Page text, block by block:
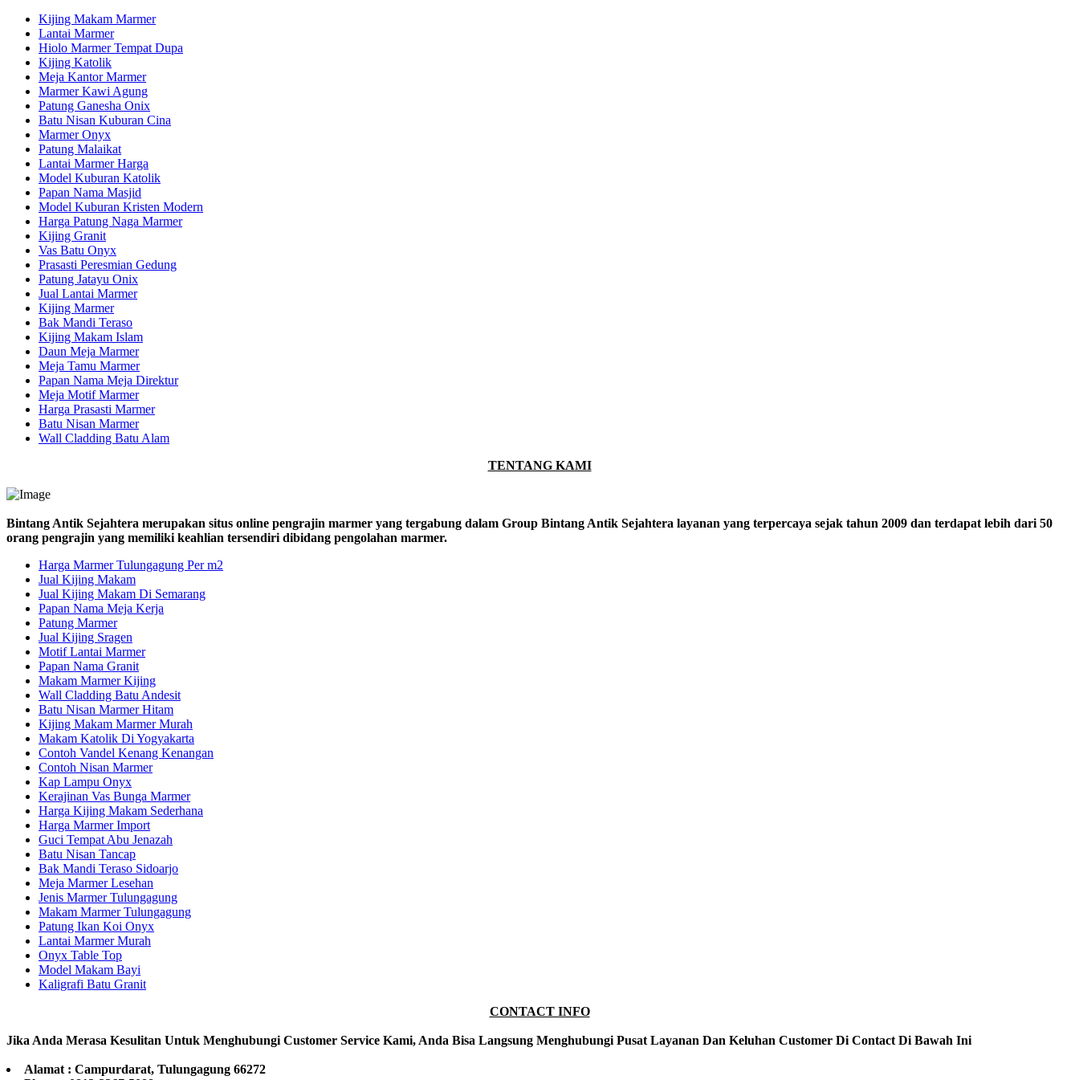
Kijing Makam Marmer
Lantai Marmer
Hiolo Marmer Tempat Dupa
Kijing Katolik
Meja Kantor Marmer
Marmer Kawi Agung
Patung Ganesha Onix
Batu Nisan Kuburan Cina
Marmer Onyx
Patung Malaikat
Lantai Marmer Harga
Model Kuburan Katolik
Papan Nama Masjid
Model Kuburan Kristen Modern
Harga Patung Naga Marmer
Kijing Granit
Vas Batu Onyx
Prasasti Peresmian Gedung
Patung Jatayu Onix
Jual Lantai Marmer
Kijing Marmer
Bak Mandi Teraso
Kijing Makam Islam
Daun Meja Marmer
Meja Tamu Marmer
Papan Nama Meja Direktur
Meja Motif Marmer
Harga Prasasti Marmer
Batu Nisan Marmer
Wall Cladding Batu Alam
TENTANG KAMI
Bintang Antik Sejahtera merupakan situs online pengrajin marmer yang tergabung dalam Group Bintang Antik Sejahtera layanan yang terpercaya sejak tahun 2009 dan terdapat lebih dari 50
orang pengrajin yang memiliki keahlian tersendiri dibidang pengolahan marmer.
Harga Marmer Tulungagung Per m2
Jual Kijing Makam
Jual Kijing Makam Di Semarang
Papan Nama Meja Kerja
Patung Marmer
Jual Kijing Sragen
Motif Lantai Marmer
Papan Nama Granit
Makam Marmer Kijing
Wall Cladding Batu Andesit
Batu Nisan Marmer Hitam
Kijing Makam Marmer Murah
Makam Katolik Di Yogyakarta
Contoh Vandel Kenang Kenangan
Contoh Nisan Marmer
Kap Lampu Onyx
Kerajinan Vas Bunga Marmer
Harga Kijing Makam Sederhana
Harga Marmer Import
Guci Tempat Abu Jenazah
Batu Nisan Tancap
Bak Mandi Teraso Sidoarjo
Meja Marmer Lesehan
Jenis Marmer Tulungagung
Makam Marmer Tulungagung
Patung Ikan Koi Onyx
Lantai Marmer Murah
Onyx Table Top
Model Makam Bayi
Kaligrafi Batu Granit
CONTACT INFO
Jika Anda Merasa Kesulitan Untuk Menghubungi Customer Service Kami, Anda Bisa Langsung Menghubungi Pusat Layanan Dan Keluhan Customer Di Contact Di Bawah Ini
Alamat : Campurdarat, Tulungagung 66272